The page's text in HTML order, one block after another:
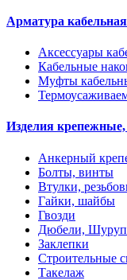
Арматура
Аксессуары
Кабельные
Муфты
Изделия
Анкерный
Болты, винты
Втулки,
Гайки, шайбы
Гвозди
Дюбели,
Заклепки
Строительные
Такелаж